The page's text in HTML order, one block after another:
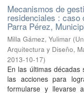
Mecanismos de
residenciales : caso
Parra Pérez,
Milla Gámez, Yulimar (
Arquitectura y Diseño,
2013-10-17)
En las últimas
las acciones para
formularse y llevarse